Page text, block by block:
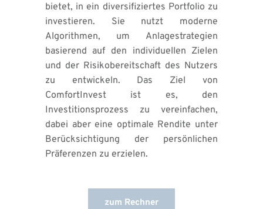
bietet, in ein diversifiziertes Portfolio zu
investieren. Sie nutzt moderne
Algorithmen, um Anlagestrategien
basierend auf den individuellen Zielen
und der Risikobereitschaft des Nutzers
zu entwickeln. Das Ziel von
ComfortInvest ist es, den
Investitionsprozess zu vereinfachen,
dabei aber eine optimale Rendite unter
Berücksichtigung der persönlichen
Präferenzen zu erzielen.
zum Rechner